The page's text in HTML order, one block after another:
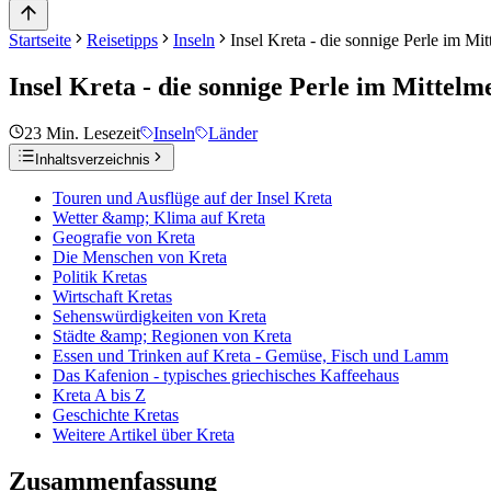
Startseite Reisetipps Inseln Insel Kreta - die sonnige Perle im
Insel Kreta - die sonnige Perle im
23 Min. Lesezeit Inseln Länder
Inhaltsverzeichnis
Touren und Ausflüge auf der Insel Kreta
Wetter &amp; Klima auf Kreta
Geografie von Kreta
Die Menschen von Kreta
Politik Kretas
Wirtschaft Kretas
Sehenswürdigkeiten von Kreta
Städte &amp; Regionen von Kreta
Essen und Trinken auf Kreta - Gemüse, Fisch und Lamm
Das Kafenion - typisches griechisches Kaffeehaus
Kreta A bis Z
Geschichte Kretas
Weitere Artikel über Kreta
Zusammenfassung